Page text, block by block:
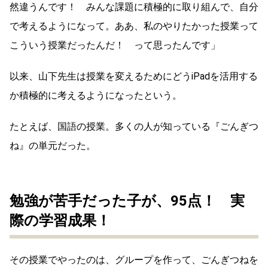
然違うんです！ みんな課題に積極的に取り組んで、自分
で考えるようになって。ああ、私のやりたかった授業って
こういう授業だったんだ！ って思ったんです」
以来、山下先生は授業を変えるためにどうiPadを活用する
か積極的に考えるようになったという。
たとえば、国語の授業。多くの人が知っている『ごんぎつ
ね』の単元だった。
勉強が苦手だった子が、95点！ 実
際の学習成果！
その授業でやったのは、グループを作って、ごんぎつねを